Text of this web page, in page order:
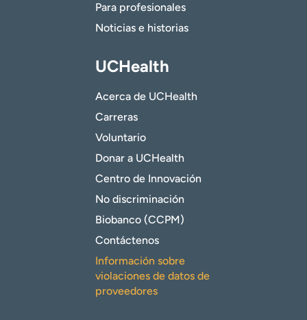
Para profesionales
Noticias e historias
UCHealth
Acerca de UCHealth
Carreras
Voluntario
Donar a UCHealth
Centro de Innovación
No discriminación
Biobanco (CCPM)
Contáctenos
Información sobre
violaciones de datos de
proveedores